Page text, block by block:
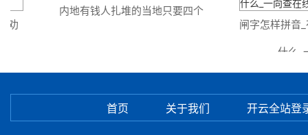
内地有钱人扎堆的当地只要四个
闸字怎样拼音_
什么_一
首页 关于我们 开云全站登